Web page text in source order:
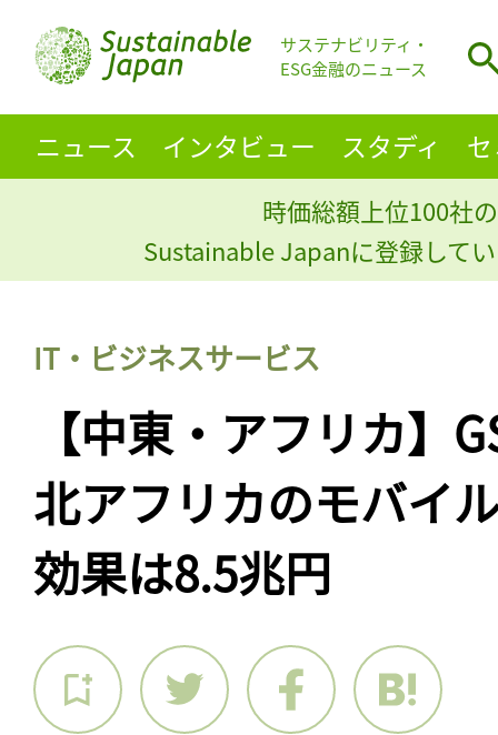
サステナビリティ・
ESG金融のニュース
ニュース インタビュー スタディ
時価総額上位100社
Sustainable Japanに登録して
IT・ビジネスサービス
【中東・アフリカ】
北アフリカのモバイ
効果は8.5兆円